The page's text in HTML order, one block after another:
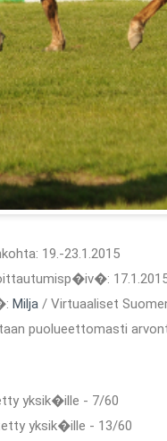
19.-23.1.2015
Milja / Virtuaaliset
puolueettomasti
yksik�ille - 7/60
yksik�ille - 13/60